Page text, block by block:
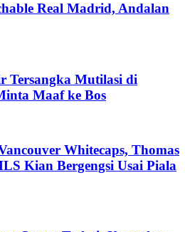
Real Madrid, Andalan
Tersangka Mutilasi di
Maaf ke Bos
Whitecaps, Thomas
Kian Bergengsi Usai Piala